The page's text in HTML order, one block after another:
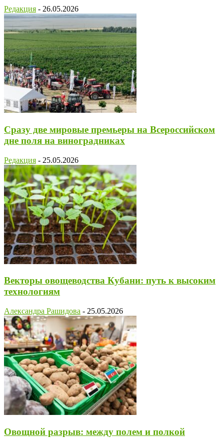
Редакция - 26.05.2026
Сразу две мировые премьеры на Всероссийском
дне поля на виноградниках
Редакция - 25.05.2026
Векторы овощеводства Кубани: путь к высоким
технологиям
Александра Рашидова - 25.05.2026
Овощной разрыв: между полем и полкой